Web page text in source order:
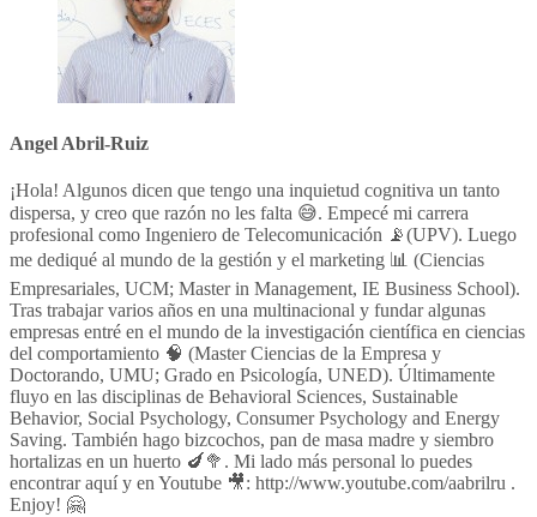
Angel Abril-Ruiz
¡Hola! Algunos dicen que tengo una inquietud cognitiva un tanto
dispersa, y creo que razón no les falta 😅. Empecé mi carrera
profesional como Ingeniero de Telecomunicación 📡(UPV). Luego
me dediqué al mundo de la gestión y el marketing 📊 (Ciencias
Empresariales, UCM; Master in Management, IE Business School).
Tras trabajar varios años en una multinacional y fundar algunas
empresas entré en el mundo de la investigación científica en ciencias
del comportamiento 🧠 (Master Ciencias de la Empresa y
Doctorando, UMU; Grado en Psicología, UNED). Últimamente
fluyo en las disciplinas de Behavioral Sciences, Sustainable
Behavior, Social Psychology, Consumer Psychology and Energy
Saving. También hago bizcochos, pan de masa madre y siembro
hortalizas en un huerto 🍆🥦. Mi lado más personal lo puedes
encontrar aquí y en Youtube 🎥: http://www.youtube.com/aabrilru .
Enjoy! 🤗